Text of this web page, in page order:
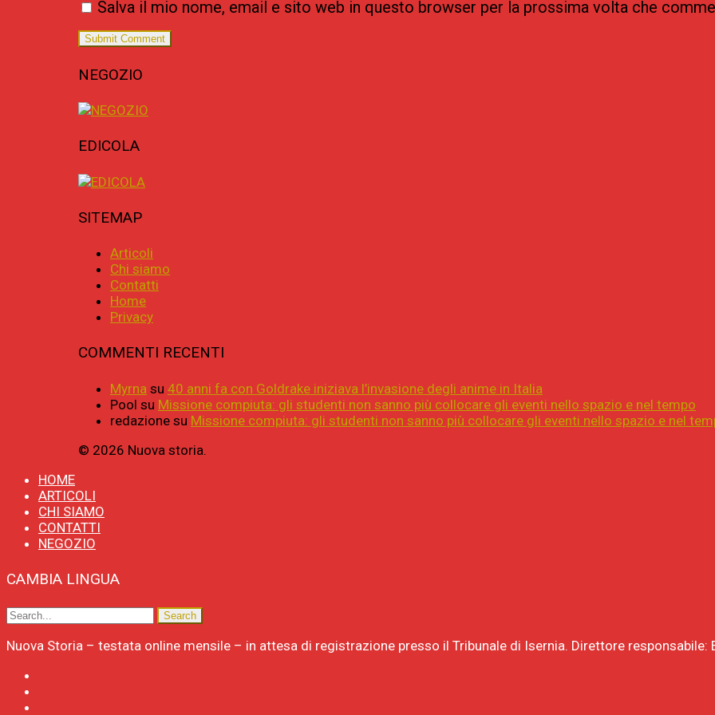
Salva il mio nome, email e sito web in questo browser per la prossima volta che
NEGOZIO
EDICOLA
SITEMAP
Articoli
Chi siamo
Contatti
Home
Privacy
COMMENTI RECENTI
Myrna su 40 anni fa con Goldrake iniziava l’invasione degli anime in Italia
Pool su Missione compiuta: gli studenti non sanno più collocare gli eventi nello spazio e nel tempo
redazione su Missione compiuta: gli studenti non sanno più collocare gli eventi nello spazio e nel
© 2026 Nuova storia.
HOME
ARTICOLI
CHI SIAMO
CONTATTI
NEGOZIO
CAMBIA LINGUA
Nuova Storia – testata online mensile – in attesa di registrazione presso il Tribunale di Isernia. Direttore responsabile: